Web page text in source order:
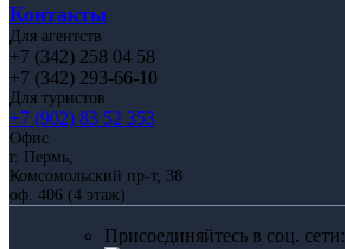
Контакты
Для агентств
+7 (342) 258 04 58
+7 (342) 293-66-10
Для туристов
+7 (902) 83 52 353
Офис
г. Пермь,
Комсомольский пр-т, 38
оф. 406 (4 этаж)
Присоединяйтесь в соц. сети: